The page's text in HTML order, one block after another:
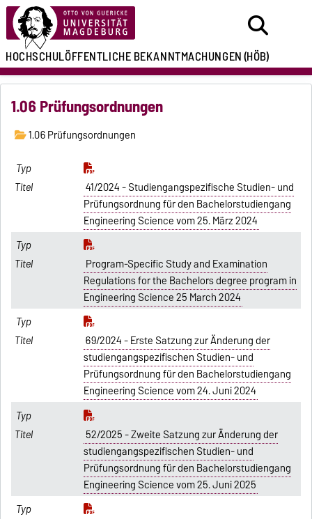
HOCHSCHULÖFFENTLICHEBEKANNTMACHUNGEN(HÖB)
1.06 Prüfungsordnungen
1.06 Prüfungsordnungen
41/2024 - Studiengangspezifische Studien- und
Prüfungsordnung für den Bachelorstudiengang
Engineering Science vom 25. März 2024
Program-Specific Study and Examination
Regulations for the Bachelors degree program in
Engineering Science 25 March 2024
69/2024 - Erste Satzung zur Änderung der
studiengangspezifischen Studien- und
Prüfungsordnung für den Bachelorstudiengang
Engineering Science vom 24. Juni 2024
52/2025 - Zweite Satzung zur Änderung der
studiengangspezifischen Studien- und
Prüfungsordnung für den Bachelorstudiengang
Engineering Science vom 25. Juni 2025